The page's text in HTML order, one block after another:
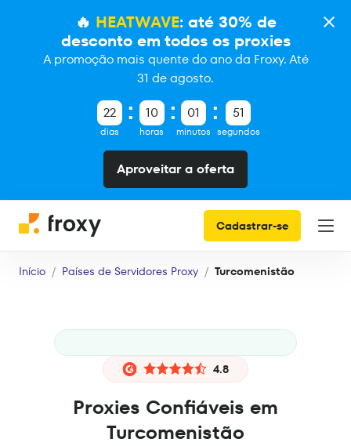
🔥 HEATWAVE: até 30% de
desconto em todos os proxies
A promoção mais quente do ano da Froxy. Até
31 de agosto.
22
dias
10
horas
01
minutos
51
segundos
Aproveitar a oferta
Cadastrar-se
Início Países de Servidores Proxy Turcomenistão
4.8
Proxies Confiáveis em
Turcomenistão